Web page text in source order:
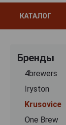
КАТАЛОГ
Бренды
4brewers
Iryston
Krusovice
One Brew